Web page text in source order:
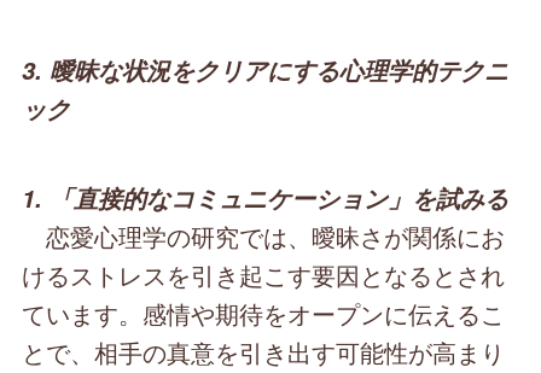
3. 曖昧な状況をクリアにする心理学的テクニ
ック
1. 「直接的なコミュニケーション」を試みる
恋愛心理学の研究では、曖昧さが関係にお
けるストレスを引き起こす要因となるとされ
ています。感情や期待をオープンに伝えるこ
とで、相手の真意を引き出す可能性が高まり